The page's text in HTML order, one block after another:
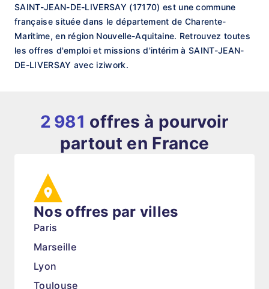
SAINT-JEAN-DE-LIVERSAY (17170) est une commune
française située dans le département de Charente-
Maritime, en région Nouvelle-Aquitaine. Retrouvez toutes
les offres d'emploi et missions d'intérim à SAINT-JEAN-
DE-LIVERSAY avec iziwork.
2 981 offres à pourvoir
partout en France
Nos offres par villes
Paris
Marseille
Lyon
Toulouse